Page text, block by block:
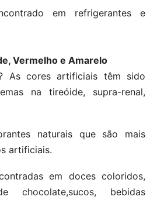
em refrigerantes e
Vermelho e Amarelo
As cores artificiais têm sido
na tireóide, supra-renal,
naturais que são mais
artificiais.
em doces coloridos,
chocolate,sucos, bebidas